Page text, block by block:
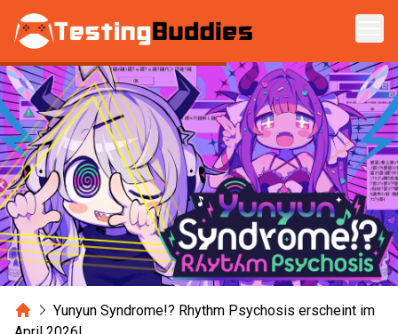
Zum Hauptinhalt springen
HomeYunyun Syndrome!? Rhythm Psychosis erscheint im